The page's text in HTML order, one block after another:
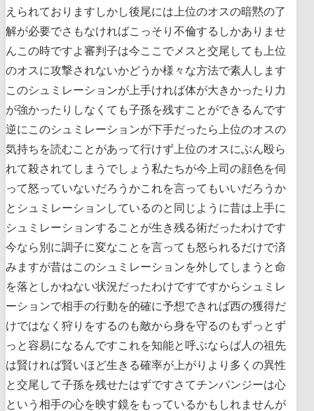
えられておりますしかし後尾には上位のオスの暗黙の了
解が必要でさもなければこっそり不倫するしかありませ
んこの時ですよ審判子は今ここでメスと交尾しても上位
のオスに攻撃されないかどうか様々な方法で素人します
このシュミレーションが上手ければ体が大きかったり力
が強かったりしなくても子孫を残すことができるんです
逆にこのシュミレーションが下手だったら上位のオスの
気持ちを読むことがあって行けず上位のオスにぶん殴ら
れて殺されてしまうでしょう私たちが今上司の顔色を伺
って怒っていないだろうかこれを言ってもいいだろうか
とシュミレーションしているのと同じように昔は上手に
シュミレーションすることが生き残る術だったわけです
今なら別に調子に変なことを言っても怒られるだけで済
みますが昔はこのシュミレーションを外してしまうと命
を落としかねない状況だったわけですですからシュミレ
ーションで相手の行動を的確に予想できれば西の獲得だ
けではなく狩りをするのも敵から身を守るのもずっとず
っと容易になるんですこれを知能と呼ぶならば人の祖先
は賢ければ賢いほど生きる確率が上がりより多くの異性
と交尾して子孫を残せたはずですさてチンパンジーは心
という相手の心を映す鏡をもっているかもしれませんが